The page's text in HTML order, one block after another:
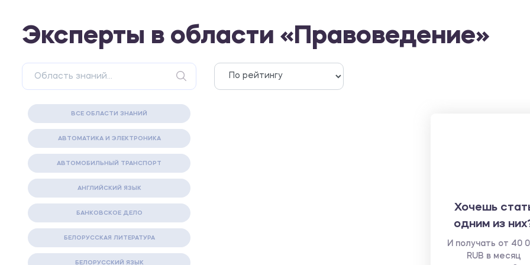
Эксперты в области «Правоведение»
ВСЕ ОБЛАСТИ ЗНАНИЙ
АВТОМАТИКА И ЭЛЕКТРОНИКА
АВТОМОБИЛЬНЫЙ ТРАНСПОРТ
АНГЛИЙСКИЙ ЯЗЫК
БАНКОВСКОЕ ДЕЛО
БЕЛОРУССКАЯ ЛИТЕРАТУРА
БЕЛОРУССКИЙ ЯЗЫК
Хочешь
одним из
И получать от 40
RUB в месяц